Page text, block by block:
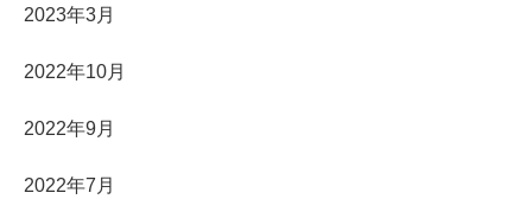
2023年3月
2022年10月
2022年9月
2022年7月